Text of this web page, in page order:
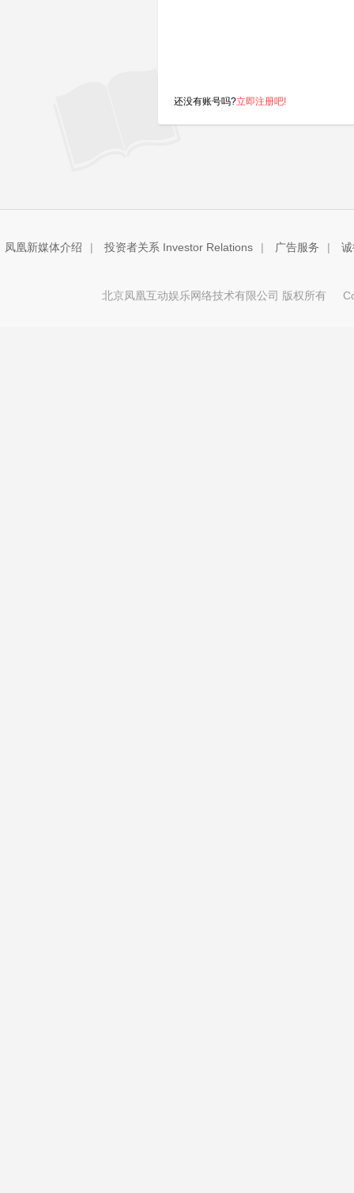
还没有账号吗?立即注册吧!
凤凰新媒体介绍 | 投资者关系 Investor Relations | 广告服务 |
北京凤凰互动娱乐网络技术有限公司 版权所有